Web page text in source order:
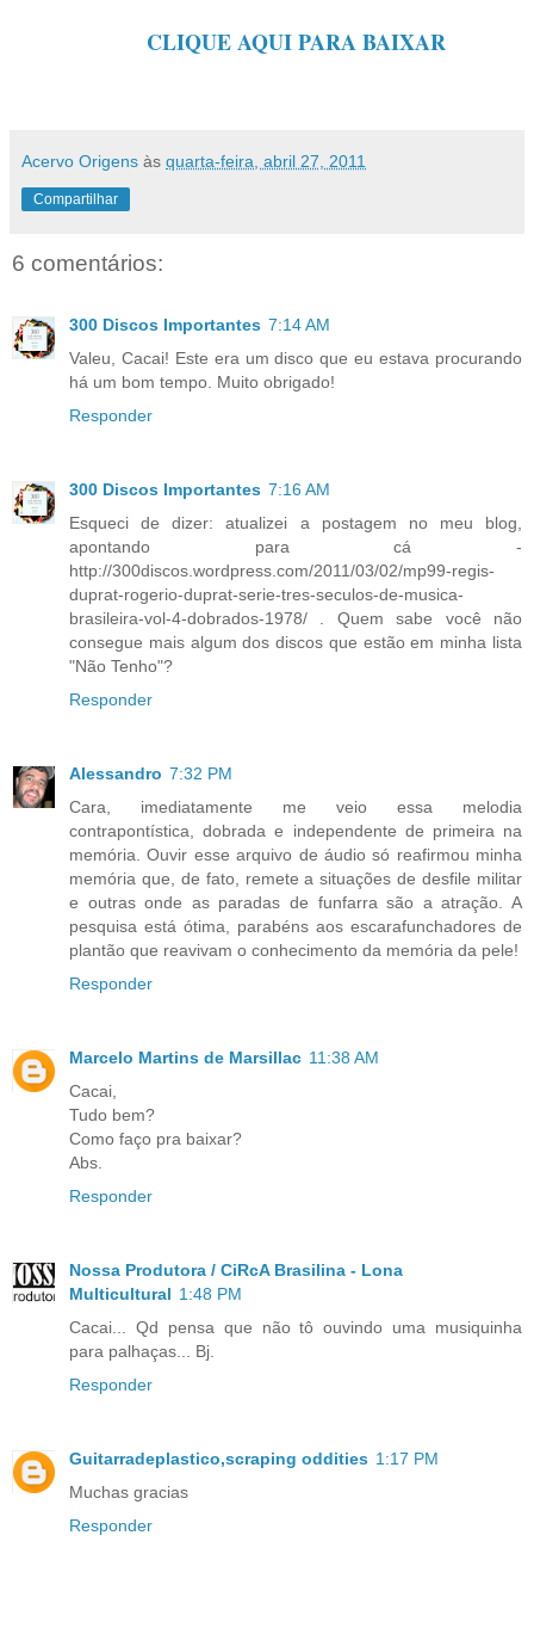
CLIQUE AQUI PARA BAIXAR
Acervo Origens às quarta-feira, abril 27, 2011
Compartilhar
6 comentários:
300 Discos Importantes 7:14 AM
Valeu, Cacai! Este era um disco que eu estava procurando
há um bom tempo. Muito obrigado!
Responder
300 Discos Importantes 7:16 AM
Esqueci de dizer: atualizei a postagem no meu blog,
apontando para cá -
http://300discos.wordpress.com/2011/03/02/mp99-regis-
duprat-rogerio-duprat-serie-tres-seculos-de-musica-
brasileira-vol-4-dobrados-1978/ . Quem sabe você não
consegue mais algum dos discos que estão em minha lista
"Não Tenho"?
Responder
Alessandro 7:32 PM
Cara, imediatamente me veio essa melodia
contrapontística, dobrada e independente de primeira na
memória. Ouvir esse arquivo de áudio só reafirmou minha
memória que, de fato, remete a situações de desfile militar
e outras onde as paradas de funfarra são a atração. A
pesquisa está ótima, parabéns aos escarafunchadores de
plantão que reavivam o conhecimento da memória da pele!
Responder
Marcelo Martins de Marsillac 11:38 AM
Cacai,
Tudo bem?
Como faço pra baixar?
Abs.
Responder
Nossa Produtora / CiRcA Brasilina - Lona
Multicultural 1:48 PM
Cacai... Qd pensa que não tô ouvindo uma musiquinha
para palhaças... Bj.
Responder
Guitarradeplastico,scraping oddities 1:17 PM
Muchas gracias
Responder